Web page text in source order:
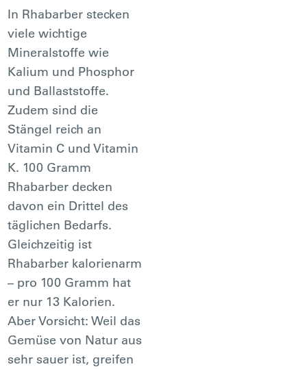
In Rhabarber stecken
viele wichtige
Mineralstoffe wie
Kalium und Phosphor
und Ballaststoffe.
Zudem sind die
Stängel reich an
Vitamin C und Vitamin
K. 100 Gramm
Rhabarber decken
davon ein Drittel des
täglichen Bedarfs.
Gleichzeitig ist
Rhabarber kalorienarm
– pro 100 Gramm hat
er nur 13 Kalorien.
Aber Vorsicht: Weil das
Gemüse von Natur aus
sehr sauer ist, greifen